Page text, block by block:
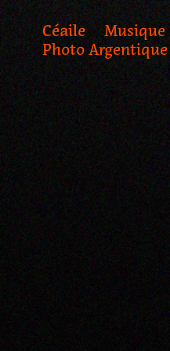
Céaile Musique
Photo Argentique